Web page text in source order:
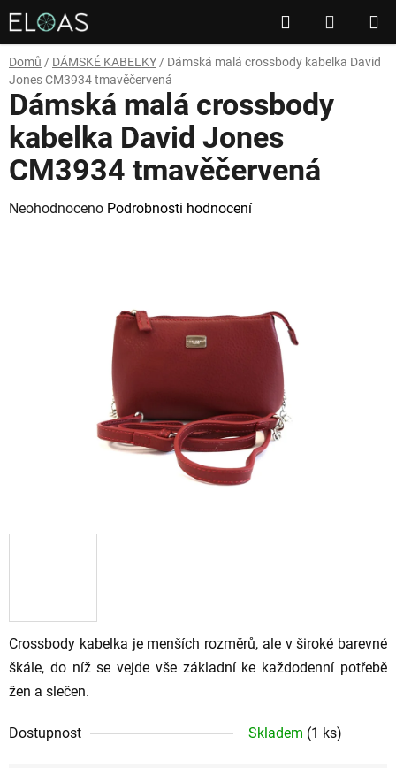
Přejít
na
obsah
Hledat
KOŠÍK
Domů / DÁMSKÉ KABELKY / Dámská malá crossbody kabelka David
Jones CM3934 tmavěčervená
Crossbody kabelka je menších rozměrů, ale v široké barevné
škále, do níž se vejde vše základní ke každodenní potřebě
žen a slečen.
Dostupnost Skladem (1 ks)
Dámská malá crossbody
kabelka David Jones
CM3934 tmavěčervená
Průměrné
Neohodnoceno Podrobnosti hodnocení